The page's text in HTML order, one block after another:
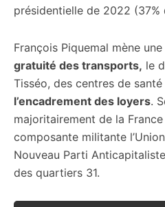
présidentielle de 2022 (37%
François Piquemal mène
gratuité des transports, le
Tisséo, des centres de
l’encadrement des loyers.
majoritairement de la
composante militante
Nouveau Parti
des quartiers 31.